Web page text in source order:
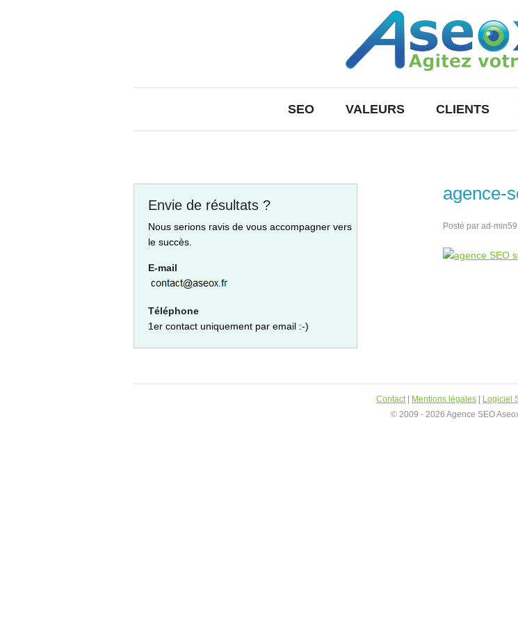
SEO VALEURS CLIENTS
agence-
Posté par ad-
Envie de résultats ?
Nous serions ravis de vous accompagner vers
le succès.
E-mail
Téléphone
1er contact uniquement par email :-)
Contact| Mentions légales
Logiciel
© 2009 - 2026 Agence SEO